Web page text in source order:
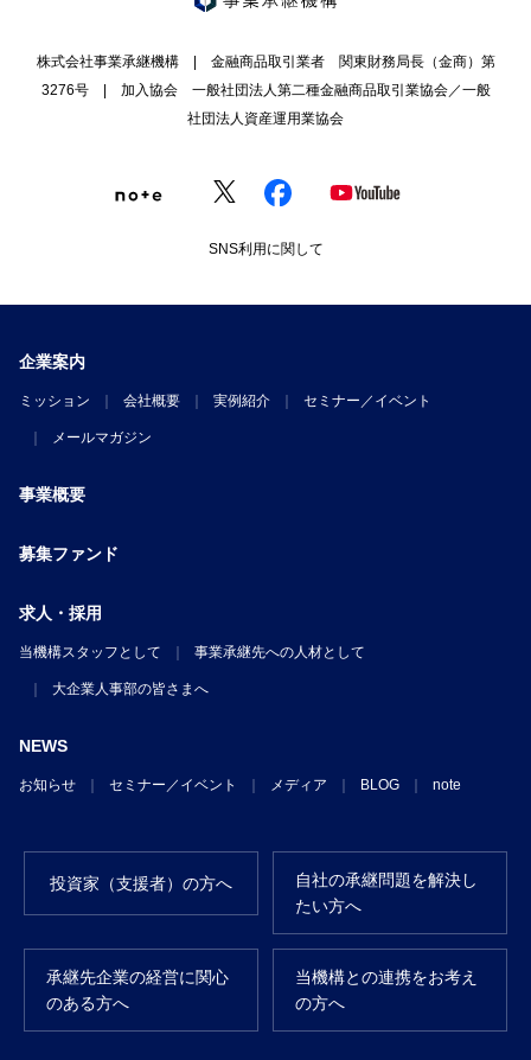
株式会社事業承継機構 | 金融商品取引業者 関東財務局長（金商）第
3276号 | 加入協会 一般社団法人第二種金融商品取引業協会／一般
社団法人資産運用業協会
SNS利用に関して
企業案内
ミッション 会社概要 実例紹介 セミナー／イベント
メールマガジン
事業概要
募集ファンド
求人・採用
当機構スタッフとして 事業承継先への人材として
大企業人事部の皆さまへ
NEWS
お知らせ セミナー／イベント メディア BLOG note
投資家（支援者）の方へ
自社の承継問題を解決し
たい方へ
承継先企業の経営に関心
のある方へ
当機構との連携をお考え
の方へ